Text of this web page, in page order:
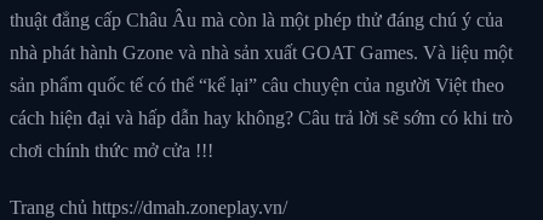
thuật đẳng cấp Châu Âu mà còn là một phép thử đáng chú ý của
nhà phát hành Gzone và nhà sản xuất GOAT Games. Và liệu một
sản phẩm quốc tế có thể “kể lại” câu chuyện của người Việt theo
cách hiện đại và hấp dẫn hay không? Câu trả lời sẽ sớm có khi trò
chơi chính thức mở cửa !!!
Trang chủ https://dmah.zoneplay.vn/